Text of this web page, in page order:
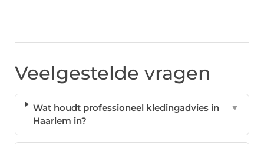
Veelgestelde vragen
Wat houdt professioneel kledingadvies in
Haarlem in?
▼